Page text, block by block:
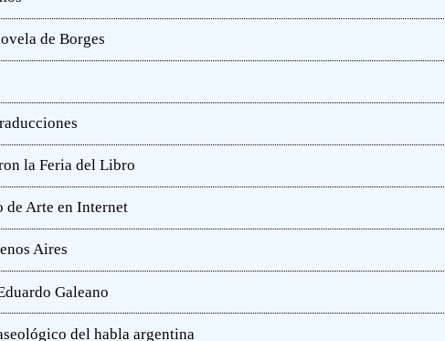
de Borges
la Feria del Libro
de Arte en Internet
Aires
Galeano
del habla argentina